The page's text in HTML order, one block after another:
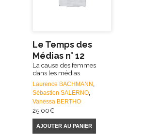
Le Temps des
Médias n° 12
La cause des femmes
dans les médias
Laurence BACHMANN ,
Sébastien SALERNO,
Vanessa BERTHO
25,00€
AJOUTER AU PANIER